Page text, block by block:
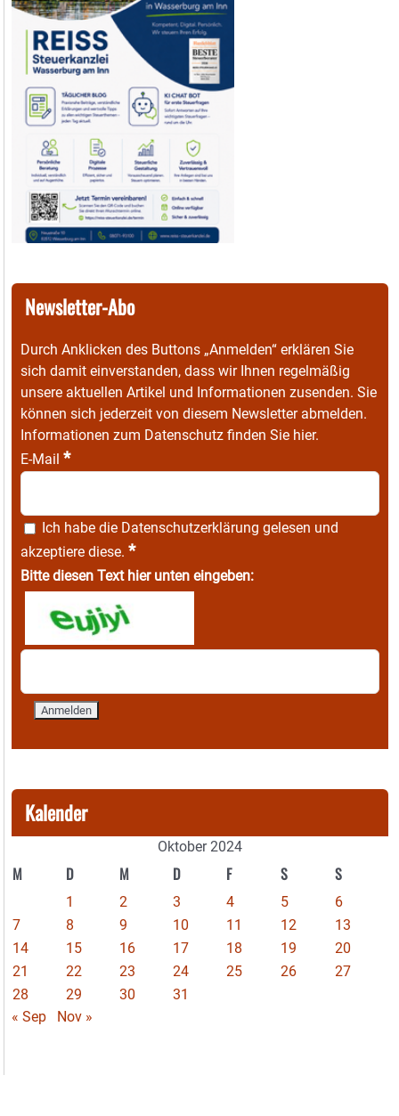
Newsletter-Abo
Durch Anklicken des Buttons „Anmelden“ erklären Sie
sich damit einverstanden, dass wir Ihnen regelmäßig
unsere aktuellen Artikel und Informationen zusenden. Sie
können sich jederzeit von diesem Newsletter abmelden.
Informationen zum Datenschutz finden Sie hier.
E-Mail *
Ich habe die Datenschutzerklärung gelesen und
akzeptiere diese. *
Bitte diesen Text hier unten eingeben:
Kalender
Oktober 2024
M D M D F S S
1 2 3 4 5
6
7
8 9 10 11 12
13
14
15 16 17 18 19
20
21
22 23 24 25 26
27
28
29 30
31
« Sep
Nov »